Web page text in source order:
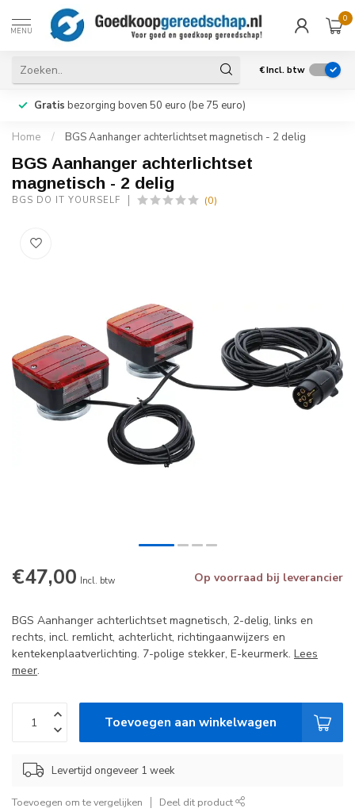
MENU
0
€Incl. btw
Gratis bezorging boven 50 euro (be 75 euro)
Home / BGS Aanhanger achterlichtset magnetisch - 2 delig
BGS Aanhanger achterlichtset
magnetisch - 2 delig
BGS DO IT YOURSELF (0)
€47,00 Incl. btw Op voorraad bij leverancier
BGS Aanhanger achterlichtset magnetisch, 2-delig, links en
rechts, incl. remlicht, achterlicht, richtingaanwijzers en
kentekenplaatverlichting. 7-polige stekker, E-keurmerk. Lees
meer.
Toevoegen aan winkelwagen
Levertijd ongeveer 1 week
Toevoegen om te vergelijken Deel dit product